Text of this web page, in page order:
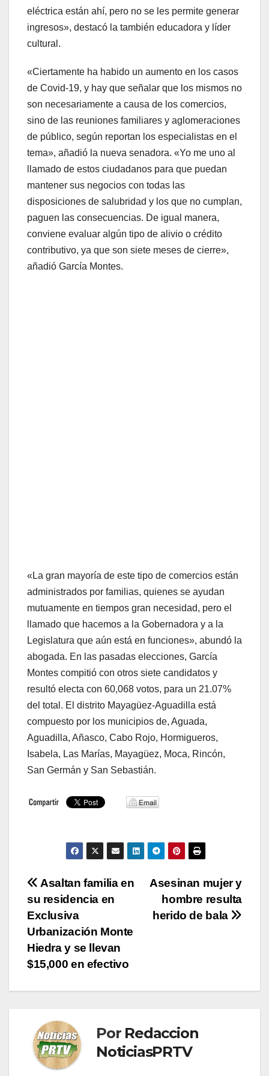
eléctrica están ahí, pero no se les permite generar
ingresos», destacó la también educadora y líder
cultural.
«Ciertamente ha habido un aumento en los casos
de Covid-19, y hay que señalar que los mismos no
son necesariamente a causa de los comercios,
sino de las reuniones familiares y aglomeraciones
de público, según reportan los especialistas en el
tema», añadió la nueva senadora. «Yo me uno al
llamado de estos ciudadanos para que puedan
mantener sus negocios con todas las
disposiciones de salubridad y los que no cumplan,
paguen las consecuencias. De igual manera,
conviene evaluar algún tipo de alivio o crédito
contributivo, ya que son siete meses de cierre»,
añadió García Montes.
«La gran mayoría de este tipo de comercios están
administrados por familias, quienes se ayudan
mutuamente en tiempos gran necesidad, pero el
llamado que hacemos a la Gobernadora y a la
Legislatura que aún está en funciones», abundó la
abogada. En las pasadas elecciones, García
Montes compitió con otros siete candidatos y
resultó electa con 60,068 votos, para un 21.07%
del total. El distrito Mayagüez-Aguadilla está
compuesto por los municipios de, Aguada,
Aguadilla, Añasco, Cabo Rojo, Hormigueros,
Isabela, Las Marías, Mayagüez, Moca, Rincón,
San Germán y San Sebastián.
Navegación
de
entradas
Asesinan mujer y
hombre resulta
herido de bala
Asaltan familia en
su residencia en
Exclusiva
Urbanización Monte
Hiedra y se llevan
$15,000 en efectivo
Por Redaccion
NoticiasPRTV